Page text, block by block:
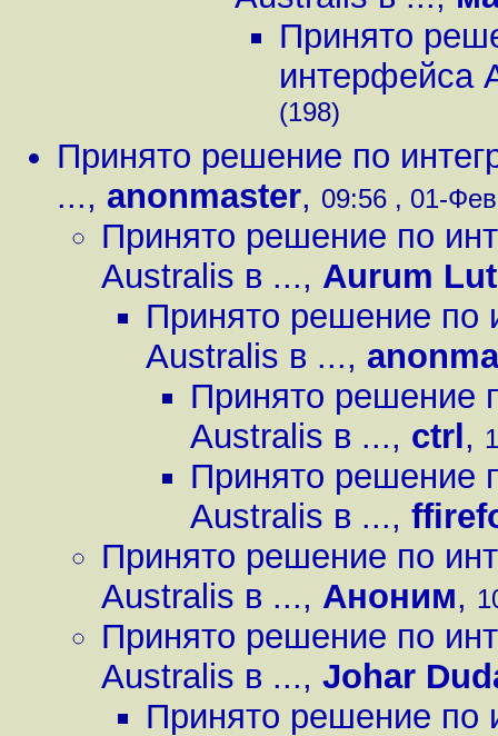
Принято
интерфейса
(198)
Принято решение по
..., anonmaster, 09:56 , 01-
Принято решение по
Australis в ..., Aurum
Принято решение по
Australis в ...,
Принято решение
Australis в ..., ctrl ,
Принято решение
Australis в ...,
Принято решение по
Australis в ..., Аноним,
Принято решение по
Australis в ..., Johar
Принято решение по